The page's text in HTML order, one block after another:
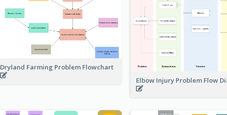
Dryland Farming Problem Flowchart
Elbow Injury Problem Flow